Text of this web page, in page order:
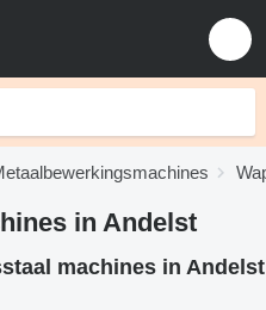
in Andelst
machines in Andelst